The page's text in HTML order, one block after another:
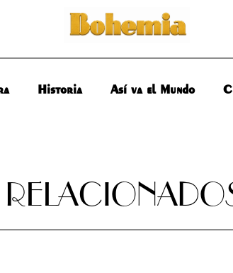
Historia Así va el Mundo